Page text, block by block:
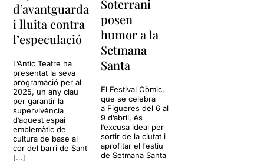
d’avantguarda
i lluita contra
l’especulació
L’Antic Teatre ha
presentat la seva
programació per al
2025, un any clau
per garantir la
supervivència
d’aquest espai
emblemàtic de
cultura de base al
cor del barri de Sant
[…]
Soterrani
posen
humor a la
Setmana
Santa
El Festival Còmic,
que se celebra
a Figueres del 6 al
9 d’abril, és
l’excusa ideal per
sortir de la ciutat i
aprofitar el festiu
de Setmana Santa